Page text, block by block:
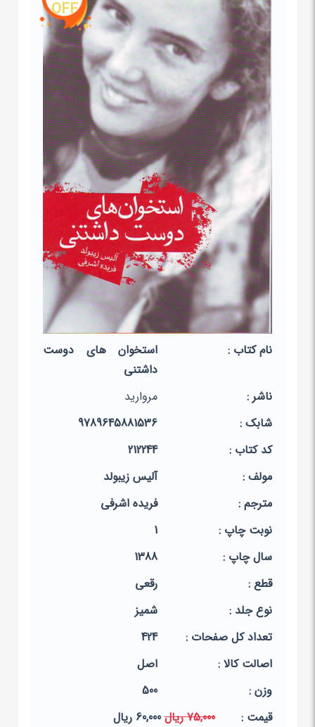
OFF
نام کتاب :
استخوان های دوست
داشتنی
ناشر :
مروارید
شابک :
9789645881536
کد کتاب :
212244
مولف :
آلیس زیبولد
مترجم :
فریده اشرفی
نوبت چاپ :
1
سال چاپ :
1388
قطع :
رقعی
نوع جلد :
شمیز
تعداد کل صفحات :
424
اصالت کالا :
اصل
وزن :
500
قيمت :
75,000 ریال
60,000 ریال